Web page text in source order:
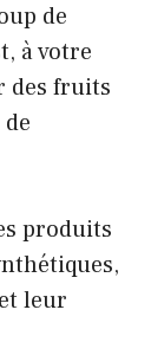
de
à votre
des fruits
produits
leur